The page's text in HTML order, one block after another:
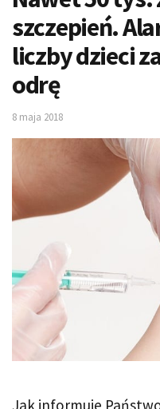
szczepień.
liczby dzieci
odrę
8 maja 2018
Jak informuje